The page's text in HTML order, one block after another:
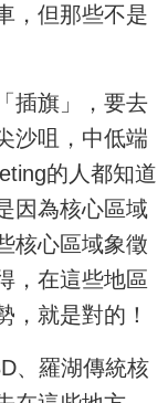
，但那些不是
插旗」，要去
沙咀，中低端
的人都知道
因為核心區域
核心區域象徵
，在這些地區
，就是對的！
、羅湖傳統核